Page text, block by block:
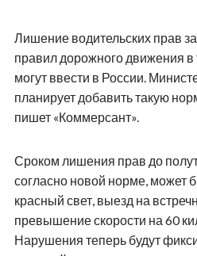
Лишение водительских прав
правил дорожного движения в
могут ввести в России.
планирует добавить такую
пишет «‎Коммерсант».
Сроком лишения прав до
согласно новой норме, может
красный свет, выезд на
превышение скорости на 60
Нарушения теперь будут